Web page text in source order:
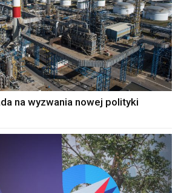
na wyzwania nowej polityki